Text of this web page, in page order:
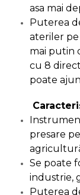
Troliu
Palan
Dinamometric
Carucior
Stetoscop
Tester
Truse
Schimbare
asa mai
Puterea
ateriler
mai putin
cu 8
poate
presare
Se poate
industrie,
Puterea